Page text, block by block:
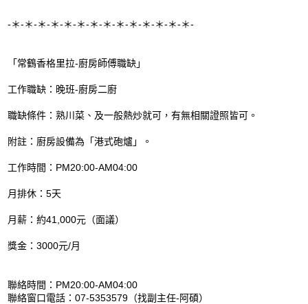
-＊-＊-＊-＊-＊-＊-＊-＊-＊-＊-＊-＊-＊-＊-
「常鶴香格里拉-廚房師傅職缺」
工作職缺：晚班-廚房二廚
職缺條件：熟川菜、及一般熱炒就可，有無相關證照皆可。
附註：廚房設備為「港式砲爐」。
工作時間：PM20:00-AM04:00
月排休：5天
月薪：約41,000元（面議）
獎金：3000元/月
聯絡時間：PM20:00-AM04:00
聯絡窗口電話：07-5353579（找副主任-阿碩）